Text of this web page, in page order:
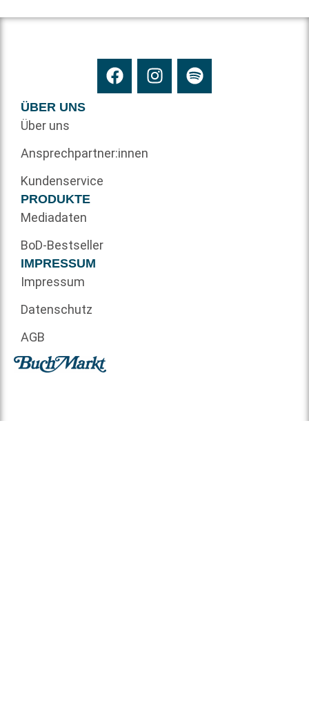
ÜBER UNS
Über uns
Ansprechpartner:innen
Kundenservice
PRODUKTE
Mediadaten
BoD-Bestseller
IMPRESSUM
Impressum
Datenschutz
AGB